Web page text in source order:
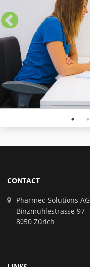
CONTACT
Pharmed Solutions AG
Binzmühlestrasse 97
8050 Zürich